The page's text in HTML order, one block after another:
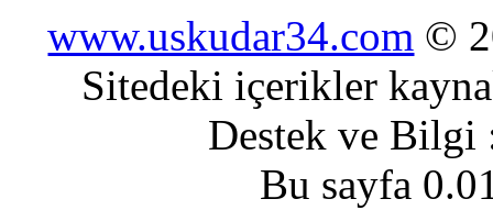
www.uskudar34.com ©
Sitedeki içerikler
Destek ve
Bu sayfa